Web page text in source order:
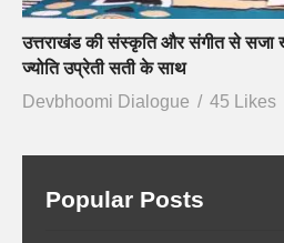
उत्तराखंड की संस्कृति और संगीत से सजा
ज्योति उप्रेती सती के साथ
Devbhoomi Dialogue
45 Likes
Popular Posts